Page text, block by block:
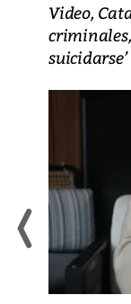
Video,
suicidarse’